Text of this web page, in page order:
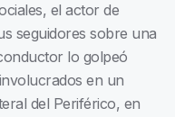
el actor de
seguidores sobre una
lo golpeó
en un
del Periférico, en